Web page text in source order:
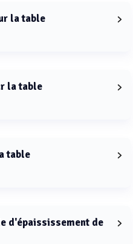
la table
la table
table
d'épaississement de